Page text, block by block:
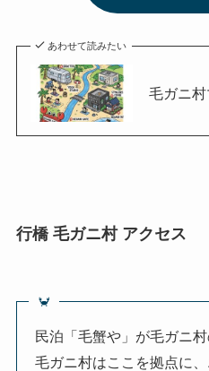
あわせて読みたい
毛ガニ
行橋 毛ガニ村 アクセス
🦀
民泊「毛蟹や」が毛ガニ村
毛ガニ村はここを拠点に